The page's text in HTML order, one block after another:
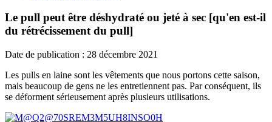
Le pull peut être déshydraté ou jeté à sec [qu'en est-il
du rétrécissement du pull]
Date de publication : 28 décembre 2021
Les pulls en laine sont les vêtements que nous portons cette saison,
mais beaucoup de gens ne les entretiennent pas. Par conséquent, ils
se déforment sérieusement après plusieurs utilisations.